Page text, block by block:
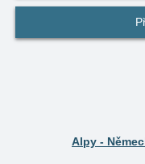
Alpy -